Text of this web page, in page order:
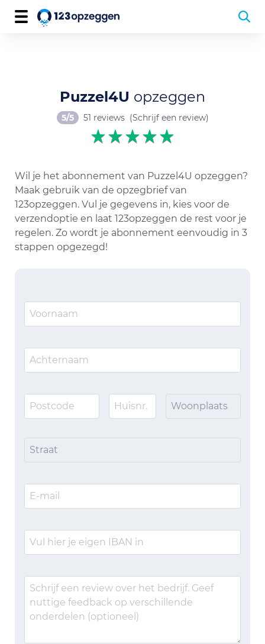
Puzzel4U opzeggen
5/5 51 reviews (Schrijf een review)
Wil je het abonnement van Puzzel4U opzeggen?
Maak gebruik van de opzegbrief van
123opzeggen. Vul je gegevens in, kies voor de
verzendoptie en laat 123opzeggen de rest voor je
regelen. Zo wordt je abonnement eenvoudig in 3
stappen opgezegd!
Woonplaats
Straat